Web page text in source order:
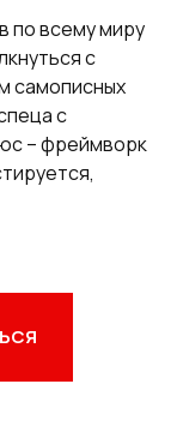
по всему миру
с
самописных
с
– фреймворк